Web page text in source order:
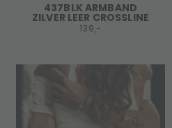
437BLK ARMBAND
ZILVER LEER CROSSLINE
139,-